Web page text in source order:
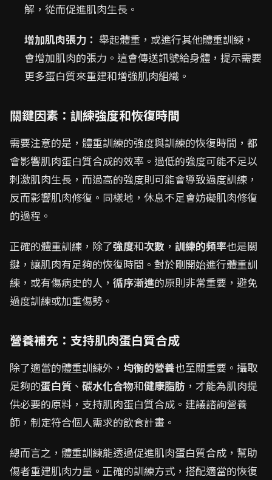
解，從而促進肌肉生長。
增加肌肉張力： 舉起體重，或進行其他體重訓練，
會增加肌肉的張力。這會傳送訊號給身體，提示需要
更多蛋白質來重建和增強肌肉組織。
關鍵因素：訓練強度和恢復時間
需要注意的是，體重訓練的強度與訓練的恢復時間，都
會影響肌肉蛋白質合成的效率。過低的強度可能不足以
刺激肌肉生長，而過高的強度則可能會導致過度訓練，
反而影響肌肉修復。同樣地，休息不足會妨礙肌肉修復
的過程。
正確的體重訓練，除了強度和次數 ， 訓練的頻率也是關
鍵，讓肌肉有足夠的恢復時間。對於剛開始進行體重訓
練，或有傷病史的人， 循序漸進的原則非常重要，避免
過度訓練或加重傷勢。
營養補充：支持肌肉蛋白質合成
除了適當的體重訓練外， 均衡的營養也至關重要。攝取
足夠的蛋白質 、 碳水化合物和健康脂肪 ，才能為肌肉提
供必要的原料，支持肌肉蛋白質合成。建議諮詢營養
師，制定符合個人需求的飲食計畫。
總而言之，體重訓練能透過促進肌肉蛋白質合成，幫助
傷者重建肌肉力量。正確的訓練方式，搭配適當的恢復